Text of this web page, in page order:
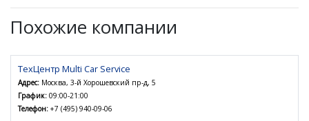
Похожие компании
ТехЦентр Multi Car Service
Адрес: Москва, 3-й Хорошевский пр-д, 5
График: 09:00-21:00
Телефон: +7 (495) 940-09-06